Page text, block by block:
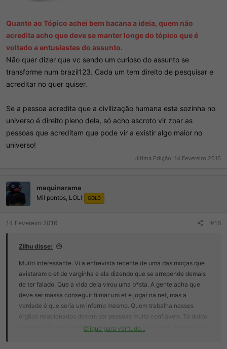
Quanto ao Tópico achei bem bacana a ideia, quem não
acredita acho que deve se manter longe do tópico que é
voltado a entusiastas do assunto.
Não quer dizer que vc sendo um curioso do assunto se
transforme num brazil123. Cada um tem direito de pesquisar e
acreditar no quer quiser.
Se a pessoa acredita que a civilização humana esta sozinha no
universo é direito pleno dela, só acho escroto vir zoar as
pessoas que acreditam que pode vir a existir algo maior no
universo!
Ultima Edição: 14 Fevereiro 2016
maquinarama
Mil pontos, LOL! GOLD
14 Fevereiro 2016 #16
Zilhu disse:
Muito interessante. Vi a entrevista recente de uma das moças que
avistaram o et de varginha e ela dizendo que se arrepende demais
de ter falado. Que a vida dela virou uma b*sta. A gente acha que
deve ser massa conseguir filmar um et e jogar na net, mas a
verdade é que seria um inferno mesmo. Quem trabalha nesses
órgãos relacionados devem ser pessoas muito confiáveis. Ta doido.
Segurar informações desse tipo. Lembro de um print que rolava na
Clique para ver tudo...